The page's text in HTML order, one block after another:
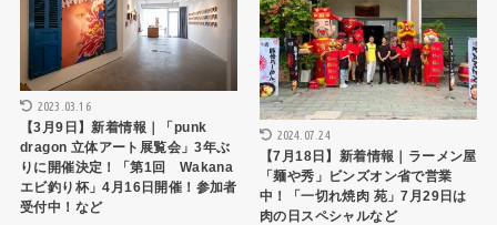
2023.03.16
【3月9日】新着情報｜「punk
dragon 立体アート展覧会」3年ぶ
りに開催決定！「第1回 Wakana
エビ釣り杯」4月16日開催！参加者
受付中！など
2024.07.24
【7月18日】新着情報｜ラーメン屋
「麺や秀」ビンズオン省で営業
中！「一切れ焼肉 苑」7月29日は
肉の日スペシャルなど